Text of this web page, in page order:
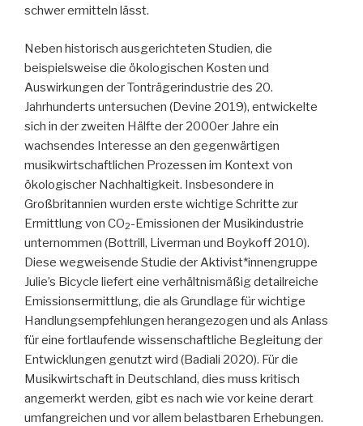
schwer ermitteln lässt.
Neben historisch ausgerichteten Studien, die
beispielsweise die ökologischen Kosten und
Auswirkungen der Tonträgerindustrie des 20.
Jahrhunderts untersuchen (Devine 2019), entwickelte
sich in der zweiten Hälfte der 2000er Jahre ein
wachsendes Interesse an den gegenwärtigen
musikwirtschaftlichen Prozessen im Kontext von
ökologischer Nachhaltigkeit. Insbesondere in
Großbritannien wurden erste wichtige Schritte zur
Ermittlung von CO2-Emissionen der Musikindustrie
unternommen (Bottrill, Liverman und Boykoff 2010).
Diese wegweisende Studie der Aktivist*innengruppe
Julie’s Bicycle liefert eine verhältnismäßig detailreiche
Emissionsermittlung, die als Grundlage für wichtige
Handlungsempfehlungen herangezogen und als Anlass
für eine fortlaufende wissenschaftliche Begleitung der
Entwicklungen genutzt wird (Badiali 2020). Für die
Musikwirtschaft in Deutschland, dies muss kritisch
angemerkt werden, gibt es nach wie vor keine derart
umfangreichen und vor allem belastbaren Erhebungen.